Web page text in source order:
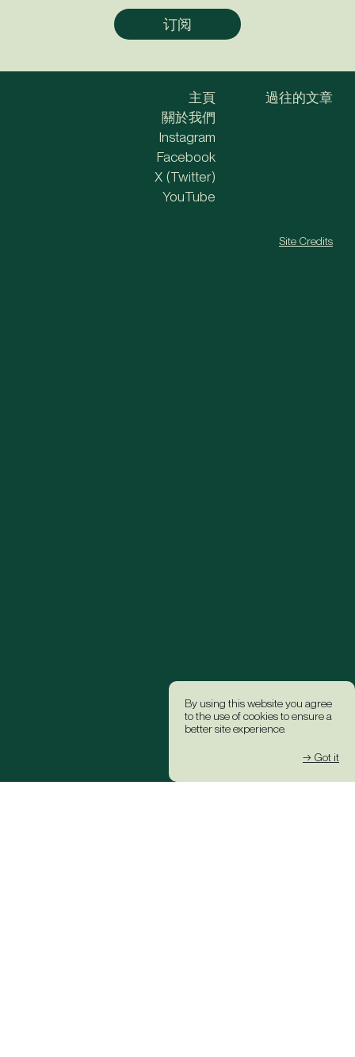
By using this website you agree
to the use of cookies to ensure a
better site experience.
→ Got it
主頁
關於我們
過往的文章
Instagram
Facebook
X (Twitter)
YouTube
Site Credits